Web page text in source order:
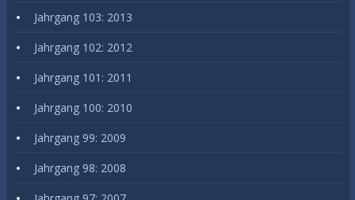
Jahrgang 103: 2013
Jahrgang 102: 2012
Jahrgang 101: 2011
Jahrgang 100: 2010
Jahrgang 99: 2009
Jahrgang 98: 2008